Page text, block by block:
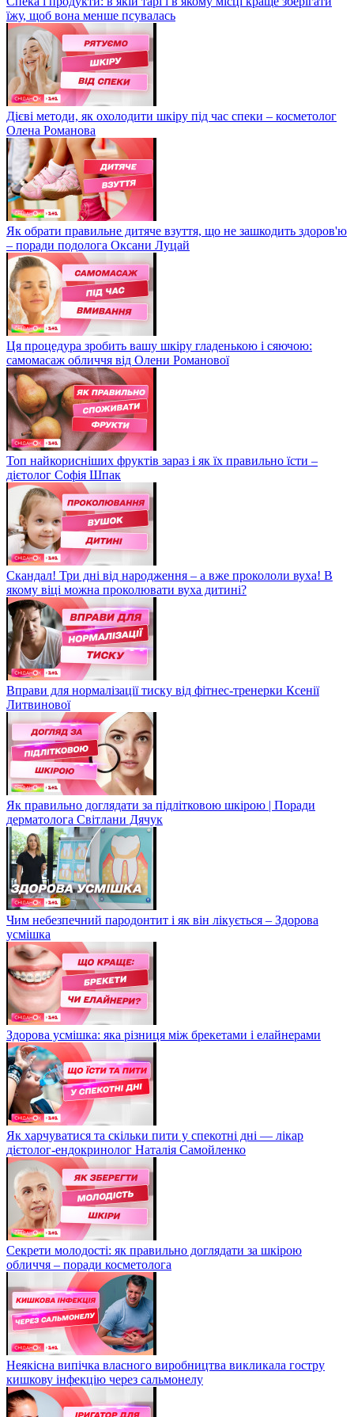
їжу, щоб вона менше псувалась
Дієві методи, як охолодити шкіру під час спеки – косметолог
Олена Романова
Як обрати правильне дитяче взуття, що не зашкодить здоров'ю
– поради подолога Оксани Луцай
Ця процедура зробить вашу шкіру гладенькою і сяючою:
самомасаж обличчя від Олени Романової
Топ найкорисніших фруктів зараз і як їх правильно їсти –
дієтолог Софія Шпак
Скандал! Три дні від народження – а вже прокололи вуха! В
якому віці можна проколювати вуха дитині?
Вправи для нормалізації тиску від фітнес-тренерки Ксенії
Литвинової
Як правильно доглядати за підлітковою шкірою | Поради
дерматолога Світлани Дячук
Чим небезпечний пародонтит і як він лікується – Здорова
усмішка
Здорова усмішка: яка різниця між брекетами і елайнерами
Як харчуватися та скільки пити у спекотні дні — лікар
дієтолог-ендокринолог Наталія Самойленко
Секрети молодості: як правильно доглядати за шкірою
обличчя – поради косметолога
Неякісна випічка власного виробництва викликала гостру
кишкову інфекцію через сальмонелу